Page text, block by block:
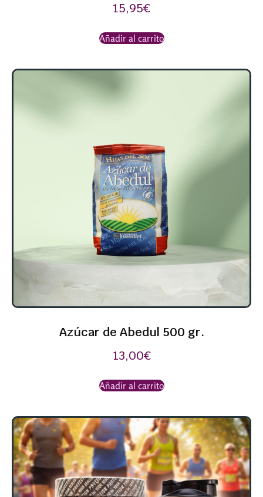
15,95€
Añadir al carrito
Azúcar de Abedul 500 gr.
13,00€
Añadir al carrito